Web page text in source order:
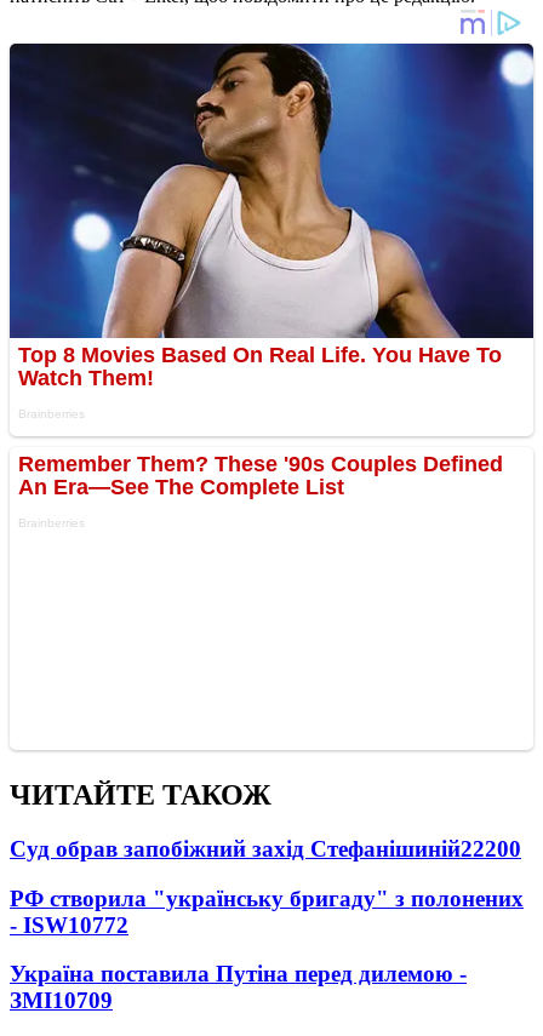
ЧИТАЙТЕ ТАКОЖ
Суд обрав запобіжний захід Стефанішиній22200
РФ створила "українську бригаду" з полонених
- ISW10772
Україна поставила Путіна перед дилемою -
ЗМІ10709